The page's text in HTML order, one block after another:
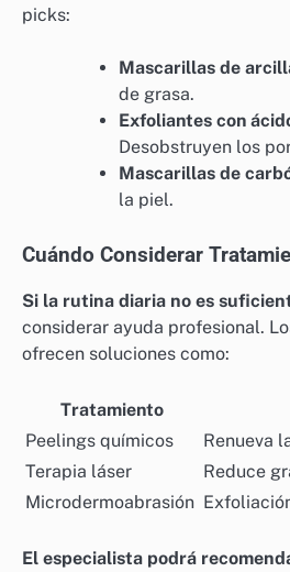
picks:
Mascarillas de
de grasa.
Exfoliantes con
Desobstruyen los
Mascarillas de
la piel.
Cuándo Considerar
Si la rutina diaria no es
considerar ayuda profesional.
ofrecen soluciones como:
Tratamiento
Peelings químicos
Renueva
Terapia láser
Reduce
Microdermoabrasión
El especialista podrá